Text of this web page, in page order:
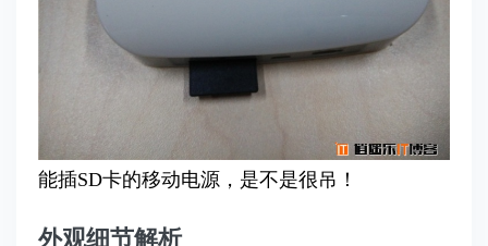
能插SD卡的移动电源，是不是很吊！
外观细节解析